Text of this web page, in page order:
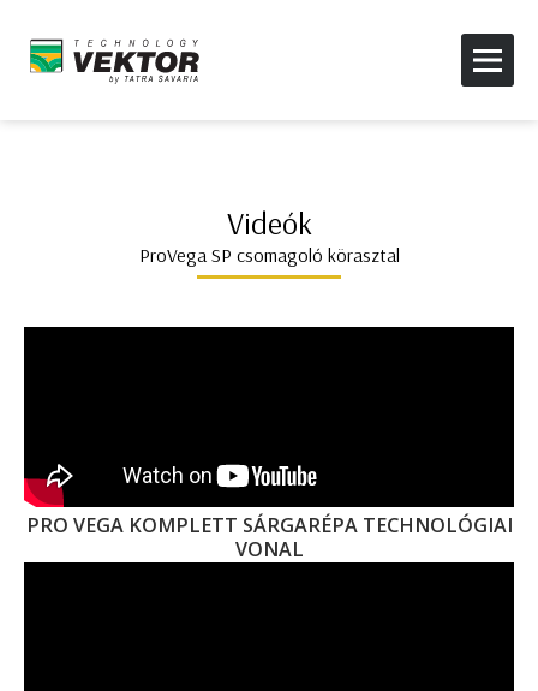
Videók
ProVega SP csomagoló körasztal
PRO VEGA KOMPLETT SÁRGARÉPA TECHNOLÓGIAI
VONAL